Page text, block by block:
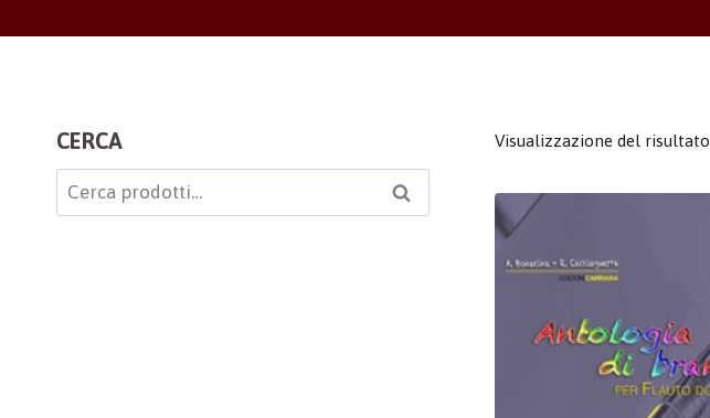
Visualizzazione del risultato
CERCA
Cerca: Cerca